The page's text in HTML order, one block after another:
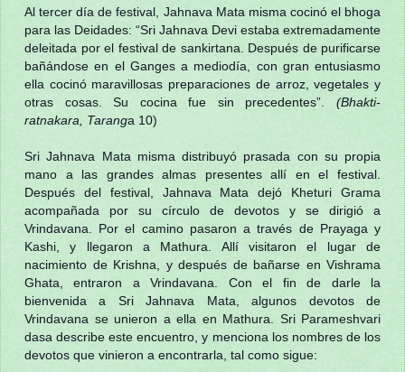
Al tercer día de festival, Jahnava Mata misma cocinó el bhoga
para las Deidades: “Sri Jahnava Devi estaba extremadamente
deleitada por el festival de sankirtana. Después de purificarse
bañándose en el Ganges a mediodía, con gran entusiasmo
ella cocinó maravillosas preparaciones de arroz, vegetales y
otras cosas. Su cocina fue sin precedentes”. (Bhakti-
ratnakara, Taranga 10)
Sri Jahnava Mata misma distribuyó prasada con su propia
mano a las grandes almas presentes allí en el festival.
Después del festival, Jahnava Mata dejó Kheturi Grama
acompañada por su círculo de devotos y se dirigió a
Vrindavana. Por el camino pasaron a través de Prayaga y
Kashi, y llegaron a Mathura. Allí visitaron el lugar de
nacimiento de Krishna, y después de bañarse en Vishrama
Ghata, entraron a Vrindavana. Con el fin de darle la
bienvenida a Sri Jahnava Mata, algunos devotos de
Vrindavana se unieron a ella en Mathura. Sri Parameshvari
dasa describe este encuentro, y menciona los nombres de los
devotos que vinieron a encontrarla, tal como sigue: